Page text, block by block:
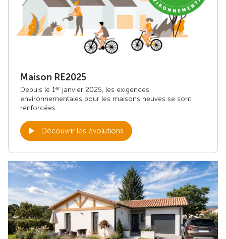
Maison RE2025
Depuis le 1er janvier 2025, les exigences
environnementales pour les maisons neuves se sont
renforcées.
Découvrir les évolutions